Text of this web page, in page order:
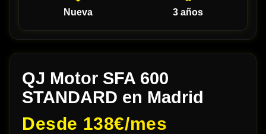
Nueva 3 años
QJ Motor SFA 600
STANDARD en Madrid
Desde 138€/mes